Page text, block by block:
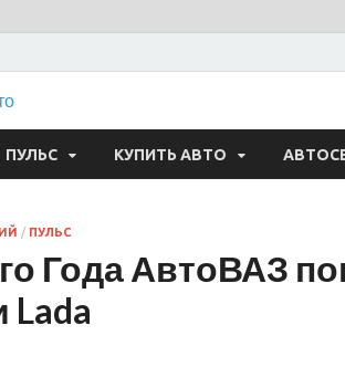
ForPost — Авто
ПУЛЬС КУПИТЬ АВТО
/ ПУЛЬС
Года АвтоВАЗ